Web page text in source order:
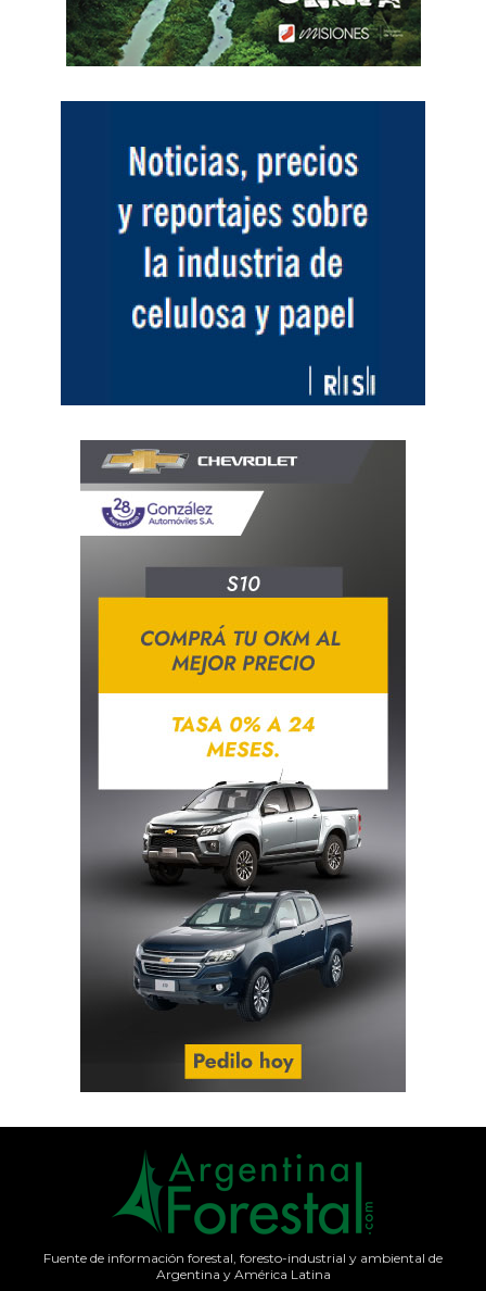
Fuente de información forestal, foresto-industrial y ambiental de
Argentina y América Latina